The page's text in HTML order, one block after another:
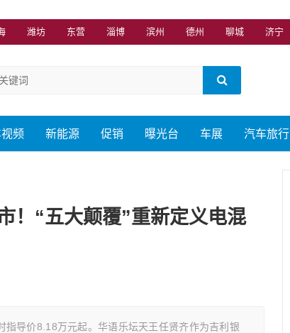
潍坊 东营 淄博 滨州 德州 聊城 济宁
频 新能源 促销 曝光台 车展 汽车旅行
！“五大颠覆”重新定义电混
导价8.18万元起。华语乐坛天王任贤齐作为吉利银